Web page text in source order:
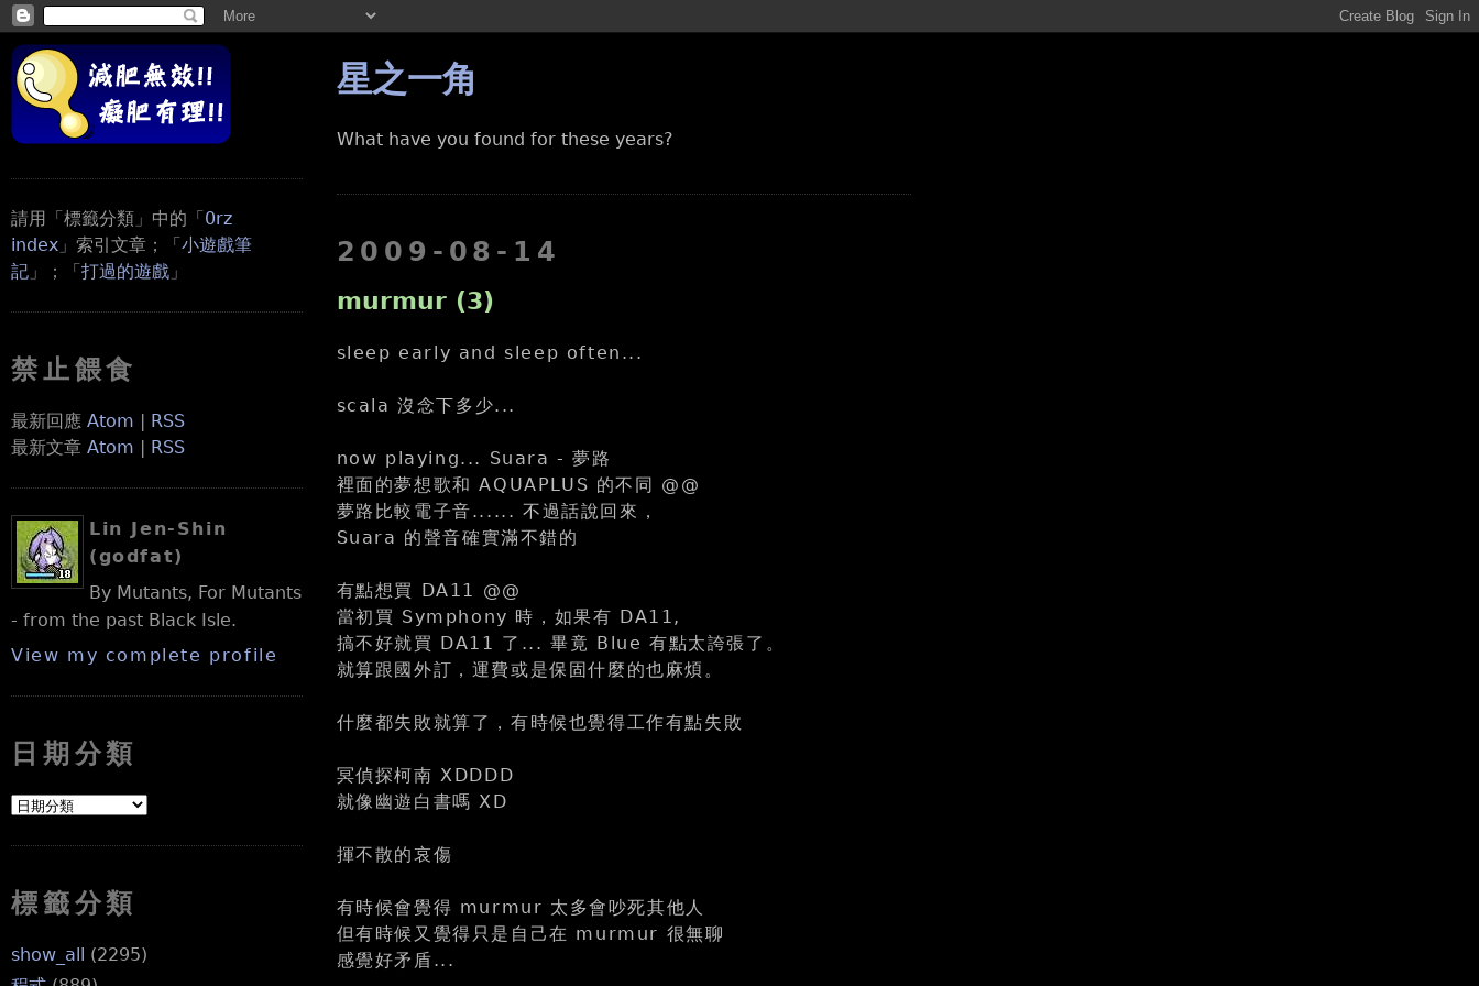
請用「標籤分類」中的「0rz
index 」索引文章；「小遊戲筆
記 」；「打過的遊戲 」
禁止餵食
最新回應 Atom | RSS
最新文章 Atom | RSS
Lin Jen-Shin
(godfat)
By Mutants, For Mutants
- from the past Black Isle.
View my complete profile
日期分類
標籤分類
show_all (2295)
星之一角
What have you found for these years?
2009-08-14
murmur (3)
sleep early and sleep often...
scala 沒念下多少...
now playing... Suara - 夢路
裡面的夢想歌和 AQUAPLUS 的不同 @@
夢路比較電子音...... 不過話說回來，
Suara 的聲音確實滿不錯的
有點想買 DA11 @@
當初買 Symphony 時，如果有 DA11,
搞不好就買 DA11 了... 畢竟 Blue 有點太誇張了。
就算跟國外訂，運費或是保固什麼的也麻煩。
什麼都失敗就算了，有時候也覺得工作有點失敗
冥偵探柯南 XDDDD
就像幽遊白書嗎 XD
揮不散的哀傷
有時候會覺得 murmur 太多會吵死其他人
但有時候又覺得只是自己在 murmur 很無聊
感覺好矛盾...